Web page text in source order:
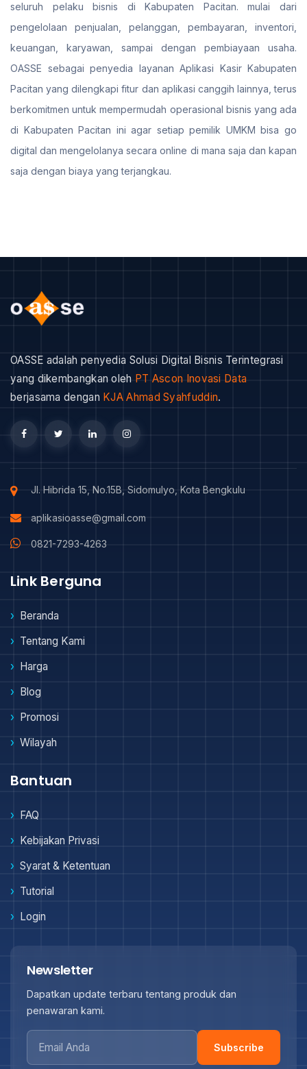
seluruh pelaku bisnis di Kabupaten Pacitan. mulai dari
pengelolaan penjualan, pelanggan, pembayaran, inventori,
keuangan, karyawan, sampai dengan pembiayaan usaha.
OASSE sebagai penyedia layanan Aplikasi Kasir Kabupaten
Pacitan yang dilengkapi fitur dan aplikasi canggih lainnya, terus
berkomitmen untuk mempermudah operasional bisnis yang ada
di Kabupaten Pacitan ini agar setiap pemilik UMKM bisa go
digital dan mengelolanya secara online di mana saja dan kapan
saja dengan biaya yang terjangkau.
OASSE adalah penyedia Solusi Digital Bisnis Terintegrasi
yang dikembangkan oleh PT Ascon Inovasi Data
berjasama dengan KJA Ahmad Syahfuddin.
Jl. Hibrida 15, No.15B, Sidomulyo, Kota Bengkulu
aplikasioasse@gmail.com
0821-7293-4263
Link Berguna
Beranda
Tentang Kami
Harga
Blog
Promosi
Wilayah
Bantuan
FAQ
Kebijakan Privasi
Syarat & Ketentuan
Tutorial
Login
Newsletter
Dapatkan update terbaru tentang produk dan
penawaran kami.
Subscribe